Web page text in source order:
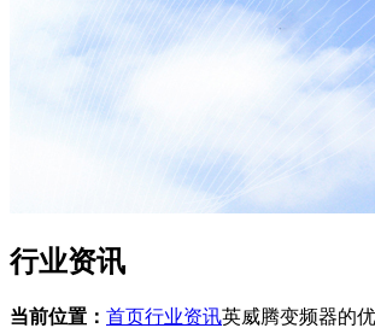
行业资讯
当前位置： 首页行业资讯英威腾变频器的